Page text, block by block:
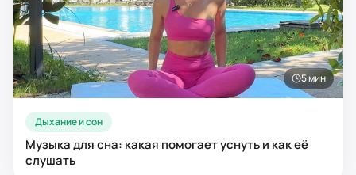
5мин
Дыхание и сон
Музыка для сна: какая помогает уснуть и как её
слушать